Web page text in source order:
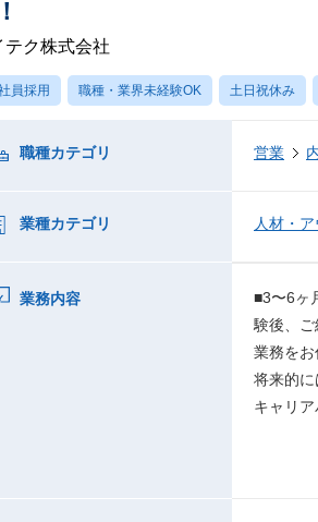
テク株式会社
員採用 職種・業界未経験OK 土日祝休み
職種カテゴリ 営業
業種カテゴリ 人材・
業務内容
■3〜6ヶ
験後、
業務をお
将来的
キャリア